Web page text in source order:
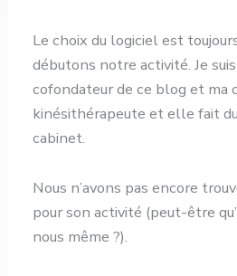
Le choix du logiciel est
débutons notre activité. Je
cofondateur de ce blog et ma
kinésithérapeute et elle fait
cabinet.
Nous n’avons pas encore
pour son activité (peut-être
nous même ?).